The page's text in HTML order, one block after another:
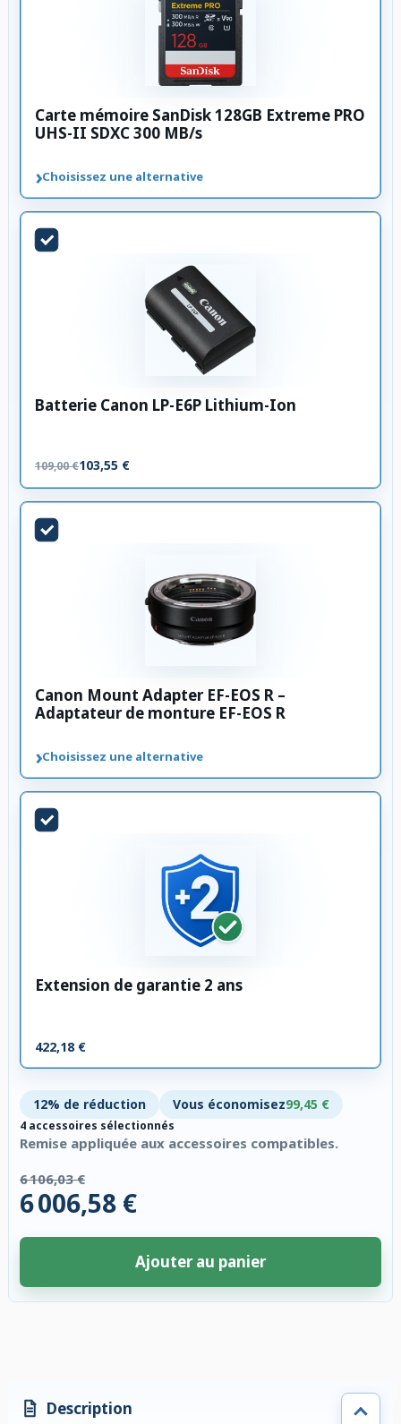
Carte mémoire SanDisk 128GB Extreme PRO
UHS-II SDXC 300 MB/s
›Choisissez une alternative
Batterie Canon LP-E6P Lithium-Ion
109,00 €103,55 €
Canon Mount Adapter EF-EOS R –
Adaptateur de monture EF-EOS R
›Choisissez une alternative
Extension de garantie 2 ans
422,18 €
12% de réduction Vous économisez99,45 €
4 accessoires sélectionnés
Remise appliquée aux accessoires compatibles.
6 106,03 €
6 006,58 €
Ajouter au panier
Description